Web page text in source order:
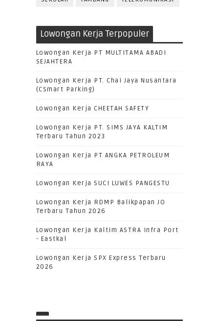
Lowongan Kerja Terpopuler
Lowongan Kerja PT MULTITAMA ABADI
SEJAHTERA
Lowongan Kerja PT. Chai Jaya Nusantara
(CSmart Parking)
Lowongan Kerja CHEETAH SAFETY
Lowongan Kerja PT. SIMS JAYA KALTIM
Terbaru Tahun 2023
Lowongan Kerja PT ANGKA PETROLEUM
RAYA
Lowongan Kerja SUCI LUWES PANGESTU
Lowongan Kerja RDMP Balikpapan JO
Terbaru Tahun 2026
Lowongan Kerja Kaltim ASTRA Infra Port
- Eastkal
Lowongan Kerja SPX Express Terbaru
2026